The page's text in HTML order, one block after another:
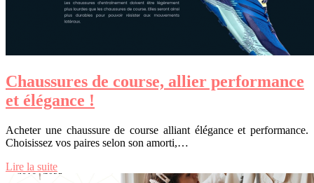
Chaussures de course, allier performance
et élégance !
Acheter une chaussure de course alliant élégance et performance.
Choisissez vos paires selon son amorti,…
Lire la suite